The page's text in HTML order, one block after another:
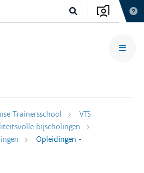
Trainersschool
VTS
bijscholingen
Opleidingen -